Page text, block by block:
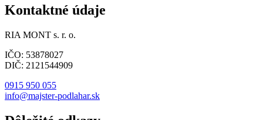
Kontaktné údaje
RIA MONT s. r. o.
IČO: 53878027
DIČ: 2121544909
0915 950 055
info@majster-podlahar.sk